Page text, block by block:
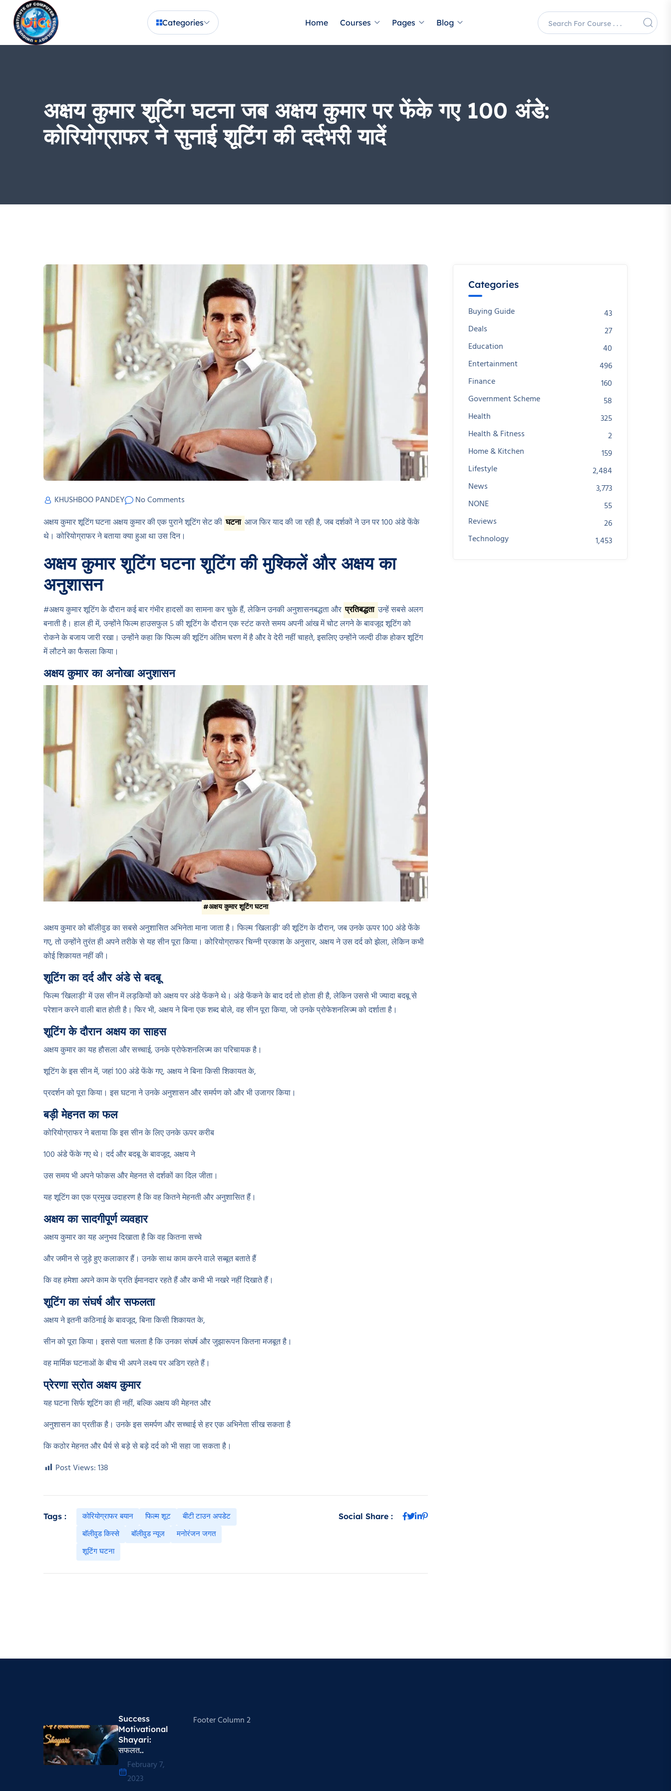
Categories Home Courses Pages Blog
अक्षय कुमार शूटिंग घटना जब अक्षय कुमार पर फेंके गए 100 अंडे:
कोरियोग्राफर ने सुनाई शूटिंग की दर्दभरी यादें
KHUSHBOO PANDEY
No Comments
अक्षय कुमार शूटिंग घटना अक्षय कुमार की एक पुराने शूटिंग सेट की घटना आज फिर याद की जा रही है, जब दर्शकों ने उन पर 100 अंडे फेंके
थे। कोरियोग्राफर ने बताया क्या हुआ था उस दिन।
अक्षय कुमार शूटिंग घटना शूटिंग की मुश्किलें और अक्षय का
अनुशासन
#अक्षय कुमार शूटिंग के दौरान कई बार गंभीर हादसों का सामना कर चुके हैं, लेकिन उनकी अनुशासनबद्धता और प्रतिबद्धता उन्हें सबसे अलग
बनाती है। हाल ही में, उन्होंने फिल्म हाउसफुल 5 की शूटिंग के दौरान एक स्टंट करते समय अपनी आंख में चोट लगने के बावजूद शूटिंग को
रोकने के बजाय जारी रखा। उन्होंने कहा कि फिल्म की शूटिंग अंतिम चरण में है और वे देरी नहीं चाहते, इसलिए उन्होंने जल्दी ठीक होकर शूटिंग
में लौटने का फैसला किया।
अक्षय कुमार का अनोखा अनुशासन
#अक्षय कुमार शूटिंग घटना
अक्षय कुमार को बॉलीवुड का सबसे अनुशासित अभिनेता माना जाता है। फिल्म ‘खिलाड़ी’ की शूटिंग के दौरान, जब उनके ऊपर 100 अंडे फेंके
गए, तो उन्होंने तुरंत ही अपने तरीके से यह सीन पूरा किया। कोरियोग्राफर चिन्नी प्रकाश के अनुसार, अक्षय ने उस दर्द को झेला, लेकिन कभी
कोई शिकायत नहीं की।
शूटिंग का दर्द और अंडे से बदबू
फिल्म ‘खिलाड़ी’ में उस सीन में लड़कियों को अक्षय पर अंडे फेंकने थे। अंडे फेंकने के बाद दर्द तो होता ही है, लेकिन उससे भी ज्यादा बदबू से
परेशान करने वाली बात होती है। फिर भी, अक्षय ने बिना एक शब्द बोले, वह सीन पूरा किया, जो उनके प्रोफेशनलिज्म को दर्शाता है।
शूटिंग के दौरान अक्षय का साहस
अक्षय कुमार का यह हौसला और सच्चाई, उनके प्रोफेशनलिज्म का परिचायक है।
शूटिंग के इस सीन में, जहां 100 अंडे फेंके गए, अक्षय ने बिना किसी शिकायत के,
प्रदर्शन को पूरा किया। इस घटना ने उनके अनुशासन और समर्पण को और भी उजागर किया।
बड़ी मेहनत का फल
कोरियोग्राफर ने बताया कि इस सीन के लिए उनके ऊपर करीब
100 अंडे फेंके गए थे। दर्द और बदबू के बावजूद, अक्षय ने
उस समय भी अपने फोकस और मेहनत से दर्शकों का दिल जीता।
यह शूटिंग का एक प्रमुख उदाहरण है कि वह कितने मेहनती और अनुशासित हैं।
अक्षय का सादगीपूर्ण व्यवहार
अक्षय कुमार का यह अनुभव दिखाता है कि वह कितना सच्चे
और जमीन से जुड़े हुए कलाकार हैं। उनके साथ काम करने वाले सब्‍बूत बताते हैं
कि वह हमेशा अपने काम के प्रति ईमानदार रहते हैं और कभी भी नखरे नहीं दिखाते हैं।
शूटिंग का संघर्ष और सफलता
अक्षय ने इतनी कठिनाई के बावजूद, बिना किसी शिकायत के,
सीन को पूरा किया। इससे पता चलता है कि उनका संघर्ष और जुझारूपन कितना मजबूत है।
वह मार्मिक घटनाओं के बीच भी अपने लक्ष्य पर अडिग रहते हैं।
प्रेरणा स्रोत अक्षय कुमार
यह घटना सिर्फ शूटिंग का ही नहीं, बल्कि अक्षय की मेहनत और
अनुशासन का प्रतीक है। उनके इस समर्पण और सच्चाई से हर एक अभिनेता सीख सकता है
कि कठोर मेहनत और धैर्य से बड़े से बड़े दर्द को भी सहा जा सकता है।
Post Views:138
Tags : कोरियोग्राफर बयान फिल्म शूट
बीटी टाउन अपडेट
बॉलीवुड किस्से
बॉलीवुड न्यूज
मनोरंजन जगत
शूटिंग घटना
Social Share :
Categories
Buying Guide
43
Deals
27
Education
40
Entertainment
496
Finance
160
Government Scheme
58
Health
325
Health & Fitness
2
Home & Kitchen
159
Lifestyle
2,484
News
3,773
NONE
55
Reviews
26
Technology
1,453
Success
Motivational
Shayari​:
सफलत..
February 7,
2023
Footer Column 2